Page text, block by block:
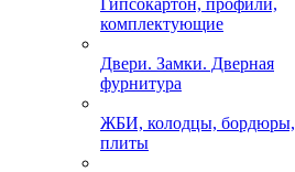
Гипсокартон, профили,
комплектующие
Двери. Замки. Дверная
фурнитура
ЖБИ, колодцы, бордюры,
плиты